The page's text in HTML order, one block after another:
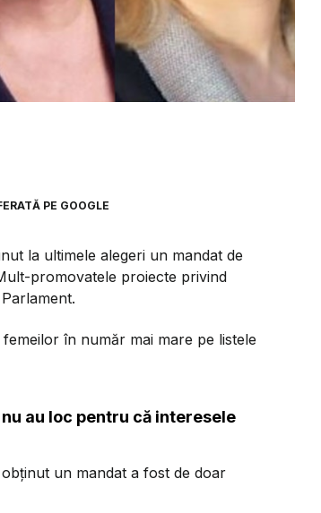
PE GOOGLE
la ultimele alegeri un mandat de
promovatele proiecte privind
în număr mai mare pe listele
au loc pentru că interesele
un mandat a fost de doar